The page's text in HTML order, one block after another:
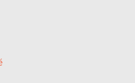
520d 184 EfficientDynamics